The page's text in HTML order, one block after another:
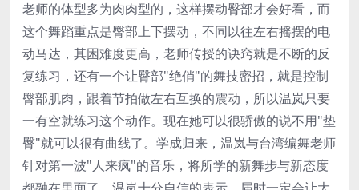
老师的体型多为肉肉型的，这样摆动臀部才会好看，而
这个舞蹈重点是臀部上下摆动，不同以往左右摇摆的电
动马达，其困难度更高，老师传授的诀窍就是不断的反
复练习，还有一个让臀部"绝俏"的舞技密招，就是控制
臀部肌肉，跟着节拍做左右互换的震动，所以温岚只要
一有空就练习这个动作。现在她可以很骄傲的说不用"垫
臀"就可以很有曲线了。学成归来，温岚与台湾编舞老师
针对第一波"人来疯"的音乐，将所学的新舞步与新态度